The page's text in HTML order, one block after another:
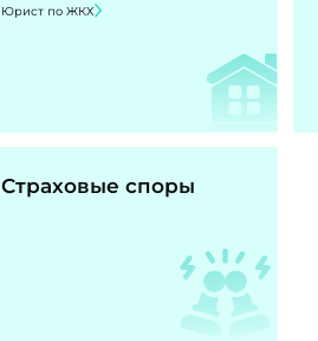
Юрист по ЖКХ
Страховые споры